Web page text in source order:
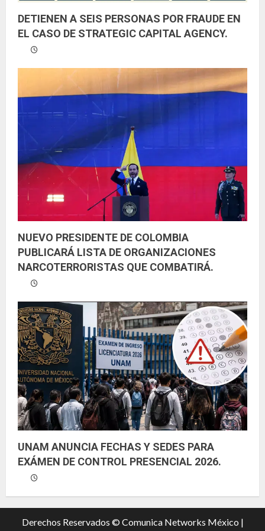
n
d
DETIENEN A SEIS PERSONAS POR FRAUDE EN
EL CASO DE STRATEGIC CAPITAL AGENCY.
NUEVO PRESIDENTE DE COLOMBIA
PUBLICARÁ LISTA DE ORGANIZACIONES
NARCOTERRORISTAS QUE COMBATIRÁ.
UNAM ANUNCIA FECHAS Y SEDES PARA
EXÁMEN DE CONTROL PRESENCIAL 2026.
Derechos Reservados © Comunica Networks México |